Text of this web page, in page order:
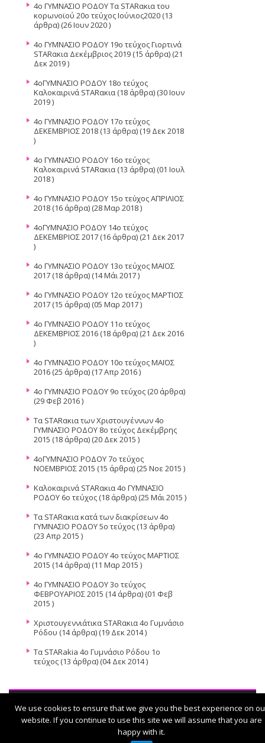
4ο ΓΥΜΝΑΣΙΟ ΡΟΔΟΥ Τα STARακια του
κορωνοϊού 20ο τεύχος Ιούνιος2020 (13
άρθρα) (26 Ιουν 2020 )
4o ΓΥΜΝΑΣΙΟ ΡΟΔΟΥ 19ο τεύχος Γιορτινά
STARακια Δεκέμβριος 2019 (15 άρθρα) (21
Δεκ 2019 )
4oΓΥΜΝΑΣΙΟ ΡΟΔΟΥ 18ο τεύχος
Καλοκαιρινά STARακια (18 άρθρα) (30 Ιουν
2019 )
4ο ΓΥΜΝΑΣΙΟ ΡΟΔΟΥ 17ο τεύχος
ΔΕΚΕΜΒΡΙΟΣ 2018 (13 άρθρα) (19 Δεκ 2018
)
4o ΓΥΜΝΑΣΙΟ ΡΟΔΟΥ 16ο τεύχος
Καλοκαιρινά STARακια (13 άρθρα) (01 Ιουλ
2018 )
4o ΓΥΜΝΑΣΙΟ ΡΟΔΟΥ 15ο τεὐχος ΑΠΡΙΛΙΟΣ
2018 (16 άρθρα) (28 Μαρ 2018 )
4οΓΥΜΝΑΣΙΟ ΡΟΔΟΥ 14ο τεύχος
ΔΕΚΕΜΒΡΙΟΣ 2017 (16 άρθρα) (21 Δεκ 2017
)
4ο ΓΥΜΝΑΣΙΟ ΡΟΔΟΥ 13ο τεύχος ΜΑΪΟΣ
2017 (18 άρθρα) (14 Μάι 2017 )
4ο ΓΥΜΝΑΣΙΟ ΡΟΔΟΥ 12ο τεύχος ΜΑΡΤΙΟΣ
2017 (15 άρθρα) (05 Μαρ 2017 )
4ο ΓΥΜΝΑΣΙΟ ΡΟΔΟΥ 11ο τεύχος
ΔΕΚΕΜΒΡΙΟΣ 2016 (18 άρθρα) (21 Δεκ 2016
)
4ο ΓΥΜΝΑΣΙΟ ΡΟΔΟΥ 10ο τεύχος ΜΑΪΟΣ
2016 (25 άρθρα) (17 Απρ 2016 )
4ο ΓΥΜΝΑΣΙΟ ΡΟΔΟΥ 9ο τεύχος (20 άρθρα)
(29 Φεβ 2016 )
Τα STARακια των Χριστουγέννων 4ο
ΓΥΜΝΑΣΙΟ ΡΟΔΟΥ 8ο τεύχος Δεκέμβρης
2015 (18 άρθρα) (20 Δεκ 2015 )
4οΓΥΜΝΑΣΙΟ ΡΟΔΟΥ 7ο τεύχος
ΝΟΕΜΒΡΙΟΣ 2015 (15 άρθρα) (25 Νοε 2015 )
Καλοκαιρινά STARακια 4ο ΓΥΜΝΑΣΙΟ
ΡΟΔΟΥ 6ο τεύχος (18 άρθρα) (25 Μάι 2015 )
Τα STARακια κατά των διακρίσεων 4ο
ΓΥΜΝΑΣΙΟ ΡΟΔΟΥ 5o τεύχος (13 άρθρα)
(23 Απρ 2015 )
4ο ΓΥΜΝΑΣΙΟ ΡΟΔΟΥ 4ο τεύχος ΜΑΡΤΙΟΣ
2015 (14 άρθρα) (11 Μαρ 2015 )
4ο ΓΥΜΝΑΣΙΟ ΡΟΔΟΥ 3ο τεύχος
ΦΕΒΡΟΥΑΡΙΟΣ 2015 (14 άρθρα) (01 Φεβ
2015 )
Χριστουγεννιάτικα STARακια 4ο Γυμνάσιο
Ρόδου (14 άρθρα) (19 Δεκ 2014 )
Τα STARakia 4o Γυμνάσιο Ρόδου 1ο
τεύχος (13 άρθρα) (04 Δεκ 2014 )
© 2026Τα STARακια
We use cookies to ensure that we give you the best experience on
website. If you continue to use this site we will assume that you are
happy with it.